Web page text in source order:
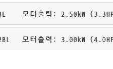
모터출력: 2.50kW
모터출력: 3.00kW